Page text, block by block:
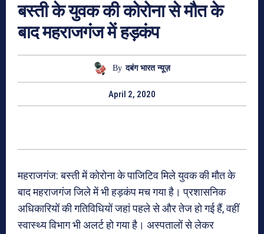
बस्ती के युवक की कोरोना से मौत के
बाद महराजगंज में हड़कंप
By दबंग भारत न्यूज़
April 2, 2020
महराजगंज: बस्ती में कोरोना के पाजिटिव मिले युवक की मौत के
बाद महराजगंज जिले में भी हड़कंप मच गया है। प्रशासनिक
अधिकारियों की गतिविधियों जहां पहले से और तेज हो गई हैं, वहीं
स्वास्थ्य विभाग भी अलर्ट हो गया है। अस्पतालों से लेकर